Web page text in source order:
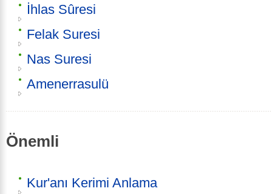
İhlas Sûresi
Felak Suresi
Nas Suresi
Amenerrasulü
Önemli
Kur'anı Kerimi Anlama